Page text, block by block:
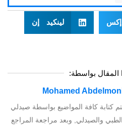
إكس لينكيد إن
المقال بواسطة:
كتابة كافة المواضيع بواسطة صيدلي
والصيدلي, وبعد مراجعة المراجع